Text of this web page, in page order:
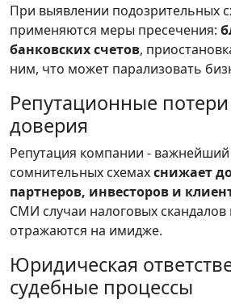
При выявлении подозрительных
применяются меры пресечения:
банковских счетов,
ним, что может парализовать
Репутационные потери
доверия
Репутация компании - важнейший
сомнительных схемахснижает
партнеров, инвесторов и
СМИ случаи налоговых скандалов
отражаются на имидже.
Юридическая
судебные процессы